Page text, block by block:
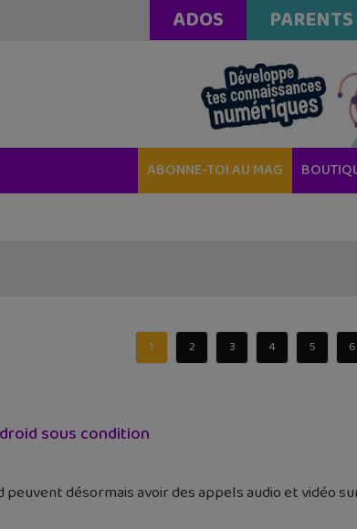
ADOS PARENTS
ABONNE-TOI AU MAG
1 2 3 4 5 6
sous condition
désormais avoir des appels audio et vidéo